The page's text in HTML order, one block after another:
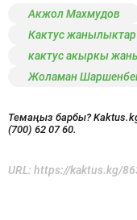
Акжол Махмудов
Кактус жанылыктар
кактус акыркы
Жоламан
Темаңыз барбы?
(700) 62 07 60.
URL: https://kaktus.kg/